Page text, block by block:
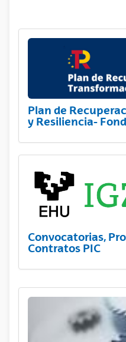
Plan de
y Resiliencia-
Convocatorias,
Contratos PIC